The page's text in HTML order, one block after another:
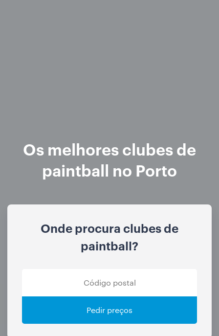
Os melhores clubes de
paintball no Porto
Onde procura clubes de
paintball?
Pedir preços